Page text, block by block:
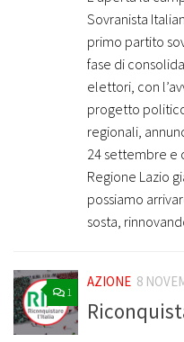
Sovranista
primo partito
fase di
elettori, con
progetto
regionali,
24 settembre e
Regione Lazio
possiamo
sosta,
1
AZIONE 8